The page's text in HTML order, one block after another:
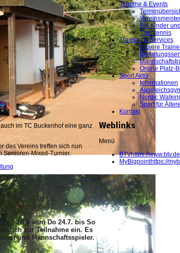
im TC Buckenhof eine ganz
des Vereins treffen sich nun
Senioren-Mixed-Turnier.
Jahr vom Do 24.7. bis So
zur Teilnahme ein. Es
und Mannschaftsspieler.
Termine & Events
Für Kinder
Tischtennis
Training & Services
Unsere
Online Platz-
Sport Aktiv
Informationen
Nordic
Sport für Ältere
Kontakt
Weblinks
Menü
BTVhttps://
MyBigpointhttps://